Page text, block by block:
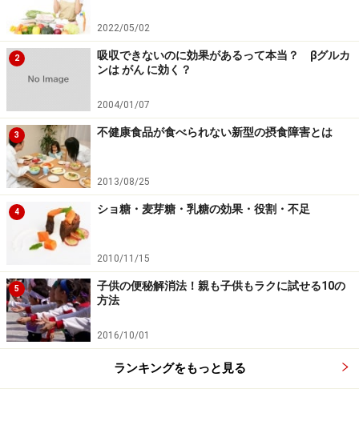
2022/05/02
2
吸収できないのに効果があるって本当？ βグルカ
ンは がん に効く？
2004/01/07
3 不健康食品が食べられない新型の摂食障害とは
2013/08/25
4 ショ糖・麦芽糖・乳糖の効果・役割・不足
2010/11/15
5
子供の便秘解消法！親も子供もラクに試せる10の
方法
2016/10/01
ランキングをもっと見る